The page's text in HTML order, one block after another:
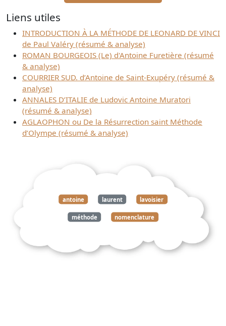
Liens utiles
INTRODUCTION À LA MÉTHODE DE LEONARD DE VINCI
de Paul Valéry (résumé & analyse)
ROMAN BOURGEOIS (Le) d'Antoine Furetière (résumé
& analyse)
COURRIER SUD. d’Antoine de Saint-Exupéry (résumé &
analyse)
ANNALES D’ITALIE de Ludovic Antoine Muratori
(résumé & analyse)
AGLAOPHON ou De la Résurrection saint Méthode
d’Olympe (résumé & analyse)
antoine laurent lavoisier
méthode nomenclature